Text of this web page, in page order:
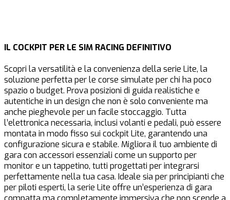
IL COCKPIT PER LE SIM RACING DEFINITIVO
Scopri la versatilità e la convenienza della serie Lite, la
soluzione perfetta per le corse simulate per chi ha poco
spazio o budget. Prova posizioni di guida realistiche e
autentiche in un design che non è solo conveniente ma
anche pieghevole per un facile stoccaggio. Tutta
l’elettronica necessaria, inclusi volanti e pedali, può essere
montata in modo fisso sui cockpit Lite, garantendo una
configurazione sicura e stabile. Migliora il tuo ambiente di
gara con accessori essenziali come un supporto per
monitor e un tappetino, tutti progettati per integrarsi
perfettamente nella tua casa. Ideale sia per principianti che
per piloti esperti, la serie Lite offre un’esperienza di gara